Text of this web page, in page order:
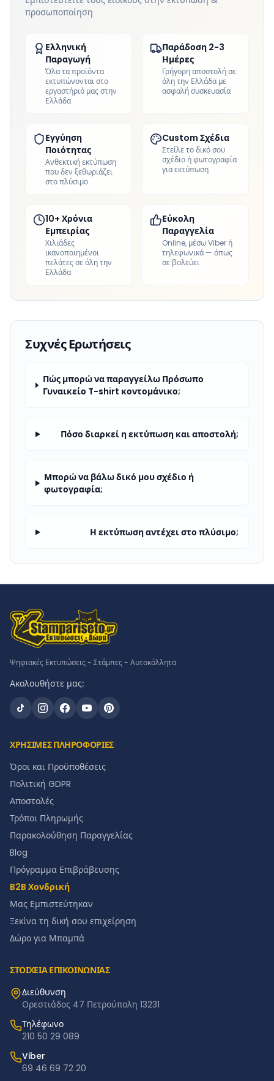
προσωποποίηση
Ελληνική
Παραγωγή
Όλα τα προϊόντα
εκτυπώνονται στο
εργαστήριό μας στην
Ελλάδα
Παράδοση 2-3
Ημέρες
Γρήγορη αποστολή σε
όλη την Ελλάδα με
ασφαλή συσκευασία
Εγγύηση
Ποιότητας
Ανθεκτική εκτύπωση
που δεν ξεθωριάζει
στο πλύσιμο
Custom Σχέδια
Στείλε το δικό σου
σχέδιο ή φωτογραφία
για εκτύπωση
10+ Χρόνια
Εμπειρίας
Χιλιάδες
ικανοποιημένοι
πελάτες σε όλη την
Ελλάδα
Εύκολη
Παραγγελία
Online, μέσω Viber ή
τηλεφωνικά — όπως
σε βολεύει
Συχνές Ερωτήσεις
Πώς μπορώ να παραγγείλω Πρόσωπο
Γυναικείο T-shirt κοντομάνικο;
Πόσο διαρκεί η εκτύπωση και αποστολή;
Μπορώ να βάλω δικό μου σχέδιο ή
φωτογραφία;
Η εκτύπωση αντέχει στο πλύσιμο;
Ψηφιακές Εκτυπώσεις - Στάμπες - Αυτοκόλλητα
Ακολουθήστε μας:
ΧΡΗΣΙΜΕΣ ΠΛΗΡΟΦΟΡΙΕΣ
Όροι και Προϋποθέσεις
Πολιτική GDPR
Αποστολές
Τρόποι Πληρωμής
Παρακολούθηση Παραγγελίας
Blog
Πρόγραμμα Επιβράβευσης
B2B Χονδρική
Μας Εμπιστεύτηκαν
Ξεκίνα τη δική σου επιχείρηση
Δώρο για Μπαμπά
ΣΤΟΙΧΕΙΑ ΕΠΙΚΟΙΝΩΝΙΑΣ
Διεύθυνση
Ορεστιάδος 47 Πετρούπολη 13231
Τηλέφωνο
210 50 29 089
Viber
69 46 69 72 20